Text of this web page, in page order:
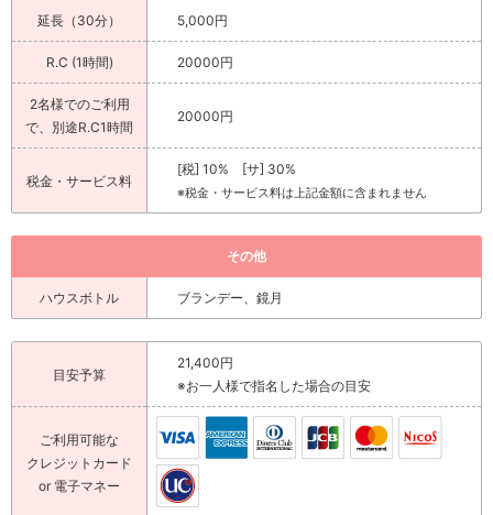
延長（30分） 5,000円
R.C (1時間) 20000円
2名様でのご利用
で、別途R.C1時間
20000円
税金・サービス料
[税] 10% [サ] 30%
※税金・サービス料は上記金額に含まれません
その他
ハウスボトル ブランデー、鏡月
目安予算
21,400円
※お一人様で指名した場合の目安
ご利用可能な
クレジットカード
or 電子マネー